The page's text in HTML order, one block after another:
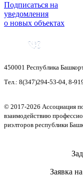
Подписаться на
уведомления
о новых объектах
450001 Республика
Тел.: 8(347)294-53-04 8-
© 2017-2026 Ассоциация
взаимодействию
риэлторов республики
Заявка